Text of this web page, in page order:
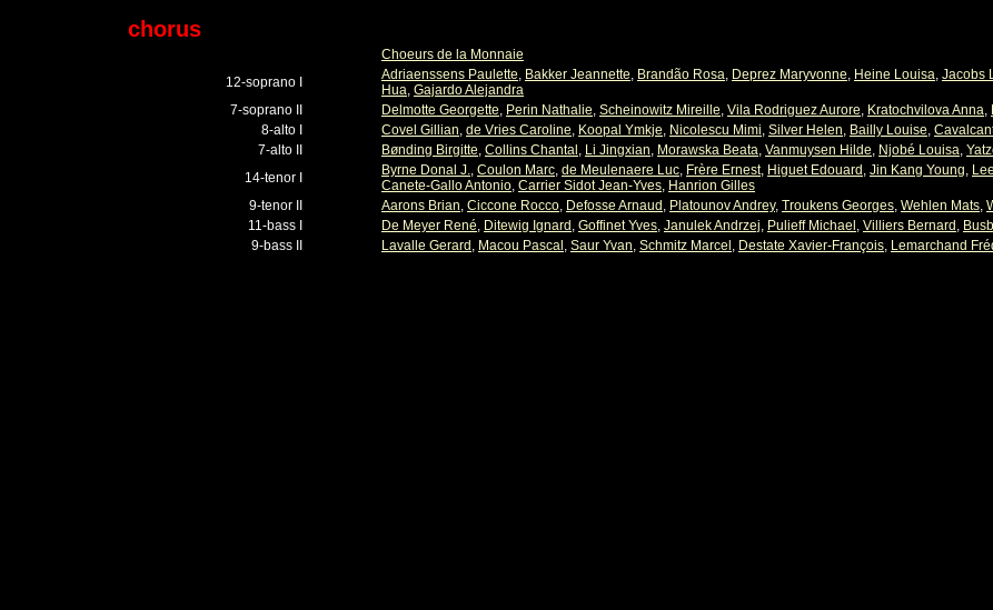
chorus
Choeurs de la Monnaie
12-soprano I
Adriaenssens Paulette, Bakker Jeannette, Brandão Rosa, Deprez Maryvonne, Heine Louisa, Jacobs
Hua, Gajardo Alejandra
7-soprano II
Delmotte Georgette, Perin Nathalie, Scheinowitz Mireille, Vila Rodriguez Aurore, Kratochvilova Anna,
8-alto I
Covel Gillian, de Vries Caroline, Koopal Ymkje, Nicolescu Mimi, Silver Helen, Bailly Louise,
7-alto II
Bønding Birgitte, Collins Chantal , Li Jingxian, Morawska Beata, Vanmuysen Hilde, Njobé Louisa,
14-tenor I
Byrne Donal J., Coulon Marc, de Meulenaere Luc, Frère Ernest, Higuet Edouard , Jin Kang Young,
Canete-Gallo Antonio, Carrier Sidot Jean-Yves, Hanrion Gilles
9-tenor II
Aarons Brian, Ciccone Rocco, Defosse Arnaud , Platounov Andrey, Troukens Georges, Wehlen Mats,
11-bass I
De Meyer René, Ditewig Ignard , Goffinet Yves, Janulek Andrzej, Pulieff Michael , Villiers Bernard ,
9-bass II
Lavalle Gerard , Macou Pascal , Saur Yvan, Schmitz Marcel , Destate Xavier-François, Lemarchand